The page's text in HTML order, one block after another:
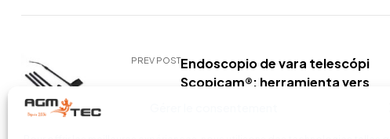
PREV POSTEndoscopio de vara telescópica
Scopicam®: herramienta versátil